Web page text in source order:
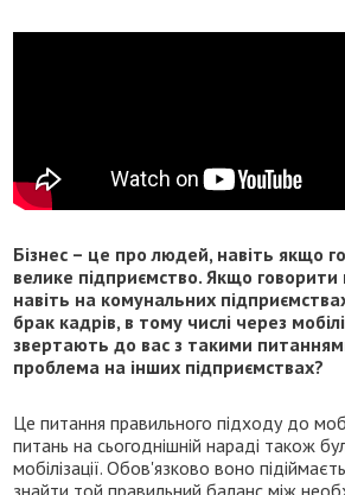
Бізнес – це про людей, навіть якщо
велике підприємство. Якщо
навіть на комунальних
брак кадрів, в тому числі через
звертають до вас з такими
проблема на інших підприємствах?
Це питання правильного підходу до
питань на сьогоднішній нараді також
мобілізації. Обов'язково воно
знайти той правильний баланс між